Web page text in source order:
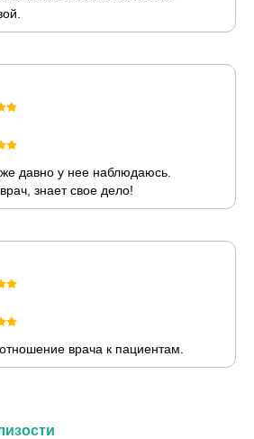
давно у нее наблюдаюсь.
знает свое дело!
врача к пациентам.